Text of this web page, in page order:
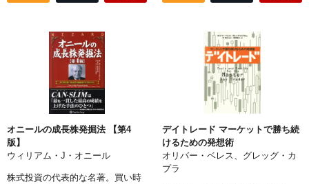
オニールの成長株発掘法 【第4
版】
ウィリアム・J・オニール
株式投資の代表的な名著。買い時
デイトレード マーケットで勝ち続
けるための発想術
オリバー・ベレス、グレッグ・カ
プラ